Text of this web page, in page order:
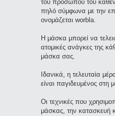
του προσώπου του
πηλό σύμφωνα με την
ονομάζεται worbla.
Η μάσκα μπορεί να
ατομικές ανάγκες της
μάσκα σας.
Ιδανικά, η τελευταία
είναι παγιδευμένος στη
Οι τεχνικές που
μάσκας, την κατασκευή